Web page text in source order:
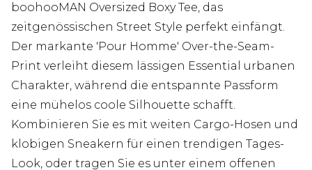
boohooMAN Oversized Boxy Tee, das
zeitgenössischen Street Style perfekt einfängt.
Der markante 'Pour Homme' Over-the-Seam-
Print verleiht diesem lässigen Essential urbanen
Charakter, während die entspannte Passform
eine mühelos coole Silhouette schafft.
Kombinieren Sie es mit weiten Cargo-Hosen und
klobigen Sneakern für einen trendigen Tages-
Look, oder tragen Sie es unter einem offenen